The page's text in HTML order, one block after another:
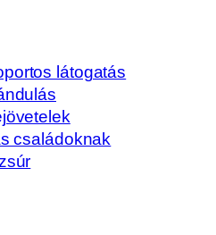
látogatás
családoknak